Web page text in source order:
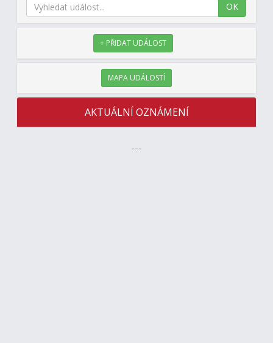
OK
+ PŘIDAT UDÁLOST
MAPA UDÁLOSTÍ
AKTUÁLNÍ OZNÁMENÍ
---